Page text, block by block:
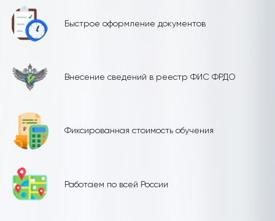
Быстрое оформление документов
Внесение сведений в реестр ФИС ФРДО
Фиксированная стоимость обучения
Работаем по всей России